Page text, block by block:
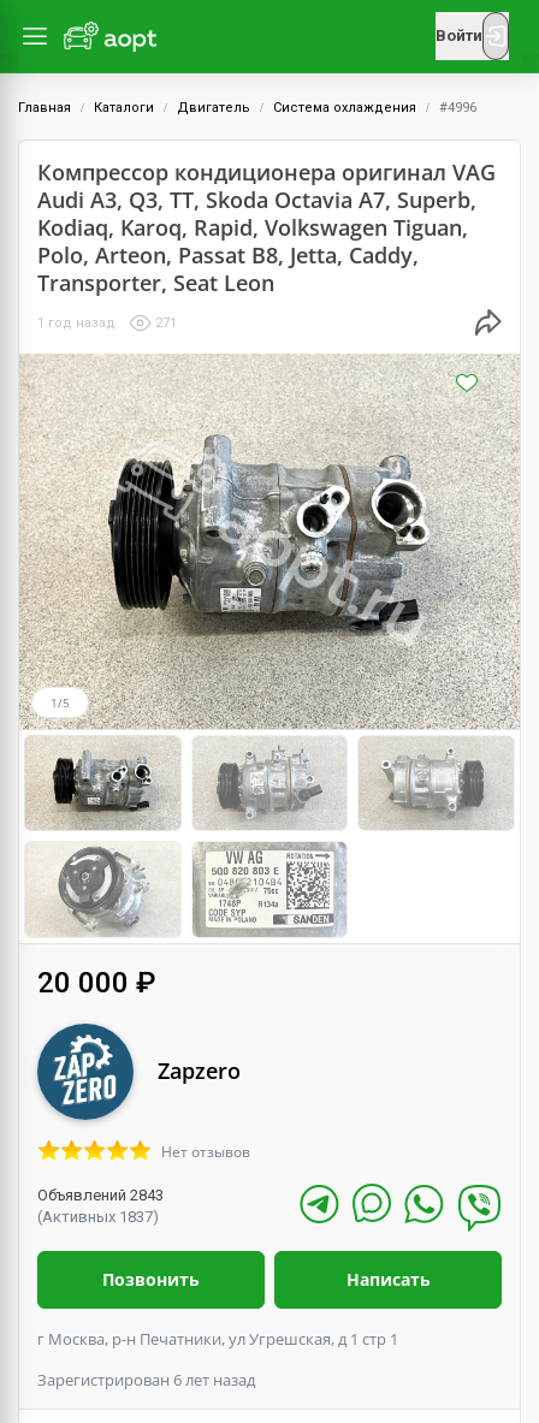
Войти
Главная Каталоги Двигатель Система охлаждения #4996
Компрессор кондиционера оригинал VAG
Audi A3, Q3, TT, Skoda Octavia A7, Superb,
Kodiaq, Karoq, Rapid, Volkswagen Tiguan,
Polo, Arteon, Passat B8, Jetta, Caddy,
Transporter, Seat Leon
1 год назад 271
1/5
20 000 ₽
Zapzero
Нет отзывов
Объявлений 2843
(Активных 1837)
Позвонить Написать
г Москва, р-н Печатники, ул Угрешская, д 1 стр 1
Зарегистрирован 6 лет назад